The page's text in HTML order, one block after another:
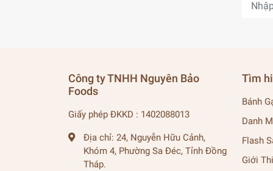
Công ty TNHH Nguyên Bảo
Foods
Giấy phép ĐKKD : 1402088013
Địa chỉ: 24, Nguyễn Hữu Cảnh,
Khóm 4, Phường Sa Đéc, Tỉnh Đồng
Tháp.
Tìm
Bánh
Danh
Flash
Giới